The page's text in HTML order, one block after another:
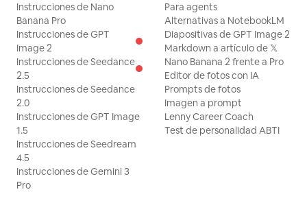
Instrucciones de Nano
Banana Pro
Instrucciones de GPT
Image 2
Instrucciones de Seedance
2.5
Instrucciones de Seedance
2.0
Instrucciones de GPT Image
1.5
Instrucciones de Seedream
4.5
Instrucciones de Gemini 3
Pro
Para agents
Alternativas a NotebookLM
Diapositivas de GPT Image 2
Markdown a artículo de 𝕏
Nano Banana 2 frente a Pro
Editor de fotos con IA
Prompts de fotos
Imagen a prompt
Lenny Career Coach
Test de personalidad ABTI